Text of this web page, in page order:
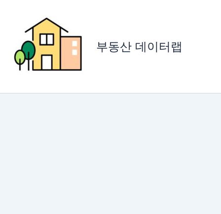
부동산 데이터랩